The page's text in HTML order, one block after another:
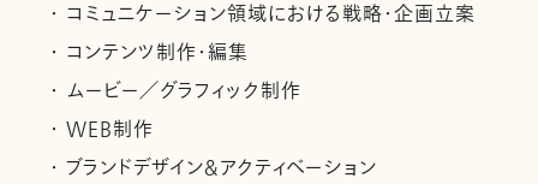
・ コミュニケーション領域における戦略・企画立案
・ コンテンツ制作・編集
・ ムービー／グラフィック制作
・ WEB制作
・ ブランドデザイン＆アクティベーション